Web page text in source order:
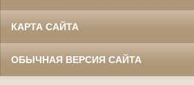
КАРТА САЙТА
ОБЫЧНАЯ ВЕРСИЯ САЙТА